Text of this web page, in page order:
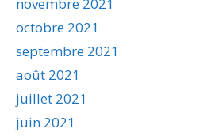
octobre 2021
septembre 2021
août 2021
juillet 2021
juin 2021